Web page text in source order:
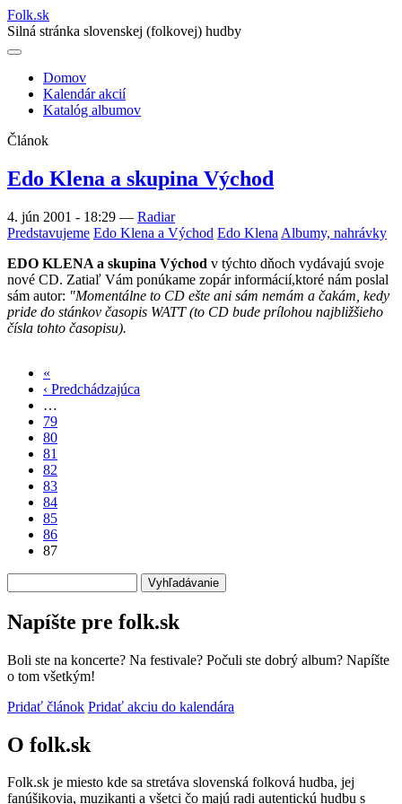
Folk.sk
Silná stránka slovenskej (folkovej) hudby
Main
navigation
Domov
Kalendár akcií
Katalóg albumov
Článok
Edo Klena a skupina Východ
4. jún 2001 - 18:29 — Radiar
Predstavujeme Edo Klena a Východ Edo Klena Albumy, nahrávky
EDO KLENA a skupina Východ v týchto dňoch vydávajú svoje
nové CD. Zatiaľ Vám ponúkame zopár informácií,ktoré nám poslal
sám autor: "Momentálne to CD ešte ani sám nemám a čakám, kedy
pride do stánkov časopis WATT (to CD bude prílohou najbližšieho
čísla tohto časopisu).
Stránkovanie
«
strana
‹ Predchádzajúca
…
79
80
81
82
83
84
85
86
87
Napíšte pre folk.sk
Boli ste na koncerte? Na festivale? Počuli ste dobrý album? Napíšte
o tom všetkým!
Pridať článok Pridať akciu do kalendára
O folk.sk
Folk.sk je miesto kde sa stretáva slovenská folková hudba, jej
fanúšikovia, muzikanti a všetci čo majú radi autentickú hudbu s